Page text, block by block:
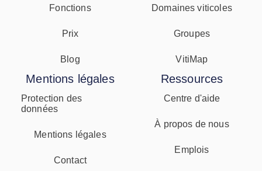
Fonctions
Prix
Blog
Domaines viticoles
Groupes
VitiMap
Mentions légales
Protection des
données
Mentions légales
Contact
Ressources
Centre d'aide
À propos de nous
Emplois